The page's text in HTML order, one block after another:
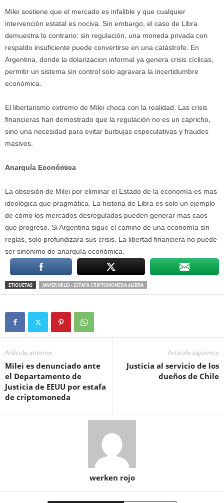
Milei sostiene que el mercado es infalible y que cualquier
intervención estatal es nociva. Sin embargo, el caso de Libra
demuestra lo contrario: sin regulación, una moneda privada con
respaldo insuficiente puede convertirse en una catástrofe. En
Argentina, donde la dolarizacion informal ya genera crisis cíclicas,
permitir un sistema sin control solo agravara la incertidumbre
económica.
El libertarismo extremo de Milei choca con la realidad. Las crisis
financieras han demostrado que la regulación no es un capricho,
sino una necesidad para evitar burbujas especulativas y fraudes
masivos.
Anarquía Económica
La obsesión de Milei por eliminar el Estado de la economía es mas
ideológica que pragmática. La historia de Libra es solo un ejemplo
de cómo los mercados desregulados pueden generar mas caos
que progreso. Si Argentina sigue el camino de una economía sin
reglas, solo profundizara sus crisis. La libertad financiera no puede
ser sinónimo de anarquía económica.
ETIQUETAS JAVIER MILEI - ESTAFA CRIPTOMONEDA $LIBRA
Artículo anterior
Milei es denunciado ante
el Departamento de
Justicia de EEUU por estafa
de criptomoneda
Artículo siguiente
Justicia al servicio de los
dueños de Chile
werken rojo